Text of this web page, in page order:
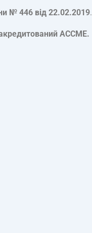
№ 446 від 22.02.2019.
ACCME.